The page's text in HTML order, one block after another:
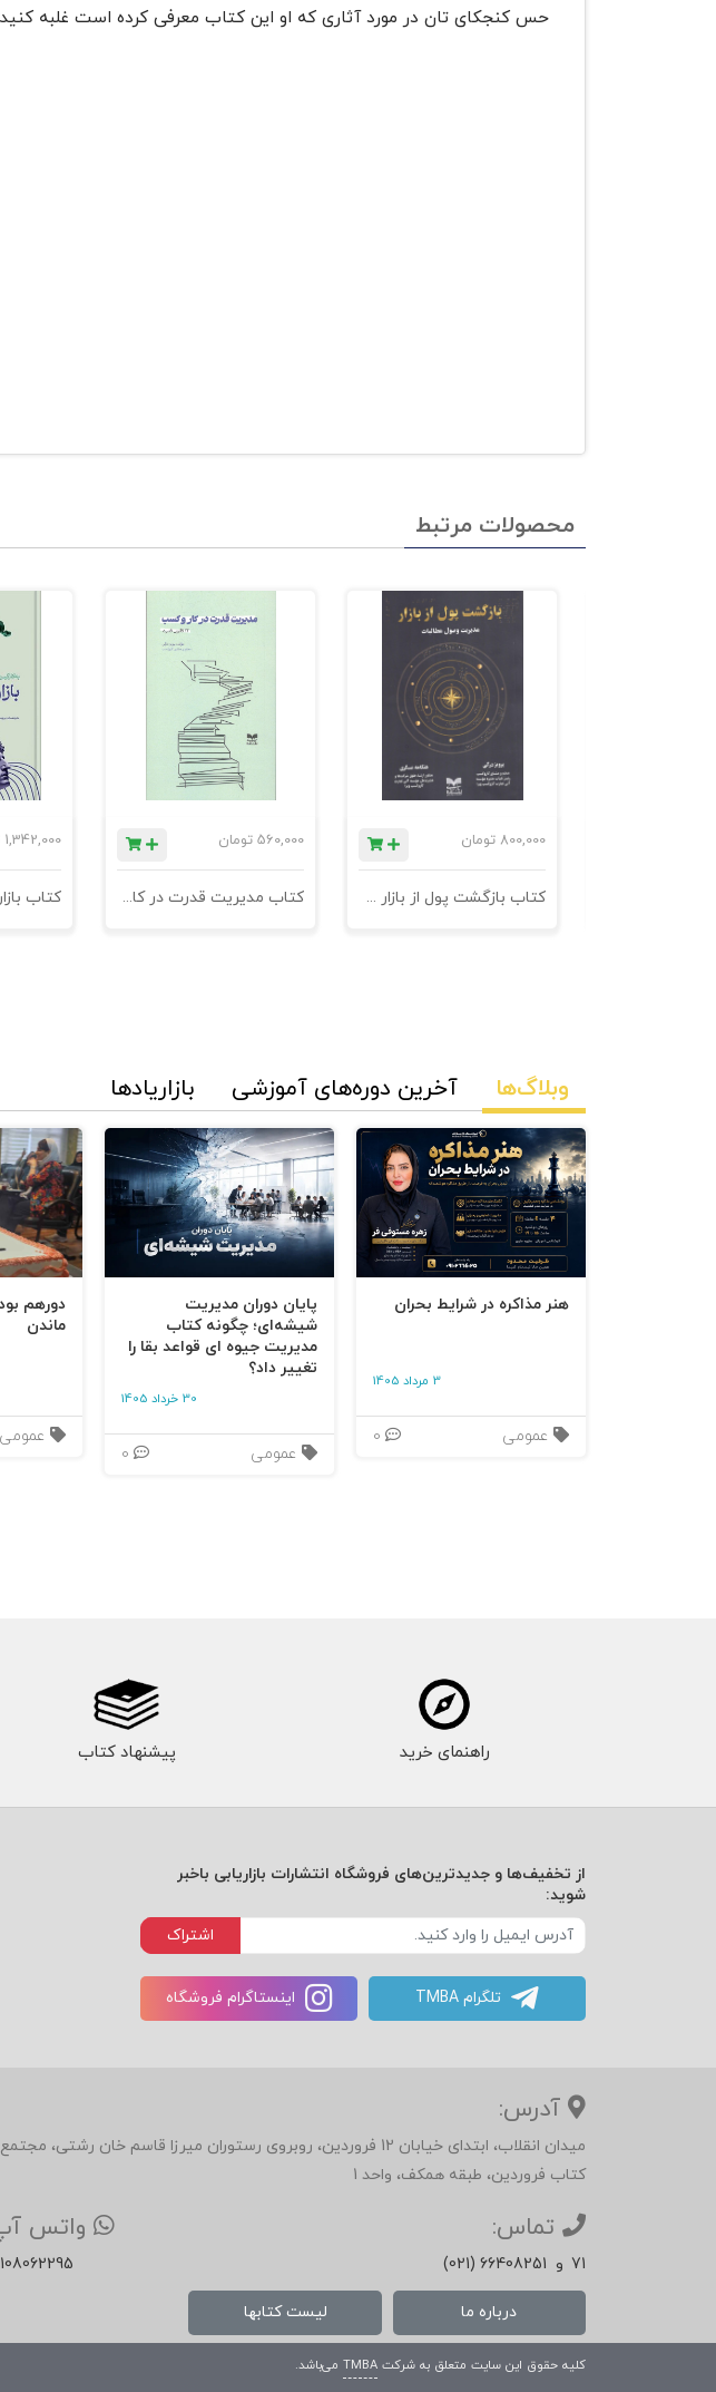
حس کنجکای تان در مورد آثاری که او این کتاب معرفی کرده است غلبه کنید
محصولات مرتبط
800,000 تومان
کتاب بازگشت پول از بازار مدیریت وصول مطالبات
560,000 تومان
کتاب مدیریت قدرت در کاروکسب
1,342,000
وبلاگ‌ها آخرین دوره‌های آموزشی بازاریادها
هنر مذاکره در شرایط بحران
3 مرداد 1405
عمومی
پایان دوران مدیریت
شیشه‌ای؛ چگونه کتاب
مدیریت جیوه‌ ای قواعد بقا را
تغییر داد؟
30 خرداد 1405
عمومی
دورهم
ماندن
عمومی
راهنمای خرید پیشنهاد کتاب
از تخفیف‌ها و جدیدترین‌های فروشگاه انتشارات بازاریابی باخبر
شوید:
اشتراک
تلگرام TMBA اینستاگرام فروشگاه
آدرس:
میدان انقلاب، ابتدای خیابان 12 فروردین، روبروی رستوران میرزا قاسم خان رشتی، مجتمع
کتاب فروردین، طبقه همکف، واحد 1
تماس:
(021) 66408251 و 71
واتس
درباره ما لیست کتابها
کلیه حقوق این سایت متعلق به شرکت TMBA می‌باشد.